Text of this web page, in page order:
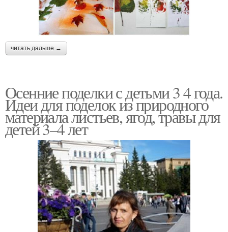
читать дальше →
Осенние поделки с детьми 3 4 года.
Идеи для поделок из природного
материала листьев, ягод, травы для
детей 3–4 лет